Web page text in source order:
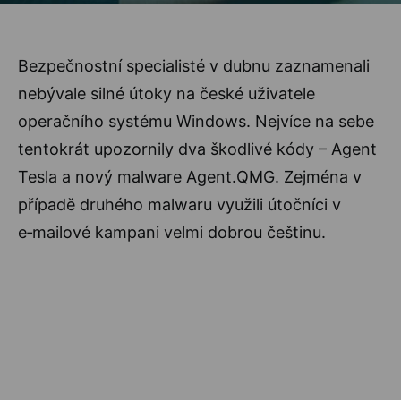
Bezpečnostní specialisté v dubnu zaznamenali
nebývale silné útoky na české uživatele
operačního systému Windows. Nejvíce na sebe
tentokrát upozornily dva škodlivé kódy – Agent
Tesla a nový malware Agent.QMG. Zejména v
případě druhého malwaru využili útočníci v
e‑mailové kampani velmi dobrou češtinu.